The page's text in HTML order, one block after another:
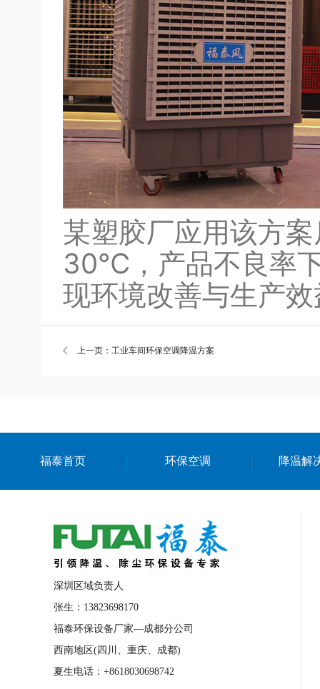
某塑胶厂应用该方
30℃，产品不良率
现环境改善与生产
上一页：工业车间环保空调降温方案
福泰首页 环保空调 降温解
深圳区域负责人
张生：13823698170
福泰环保设备厂家—成都分公司
西南地区(四川、重庆、成都)
夏生电话：+8618030698742